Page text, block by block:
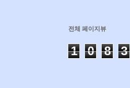
전체 페이지뷰
1 0 8 3